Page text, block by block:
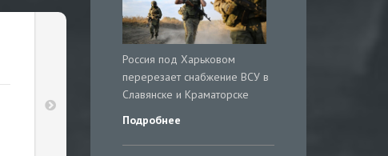
Россия под Харьковом
перерезает снабжение ВСУ в
Славянске и Краматорске
Подробнее